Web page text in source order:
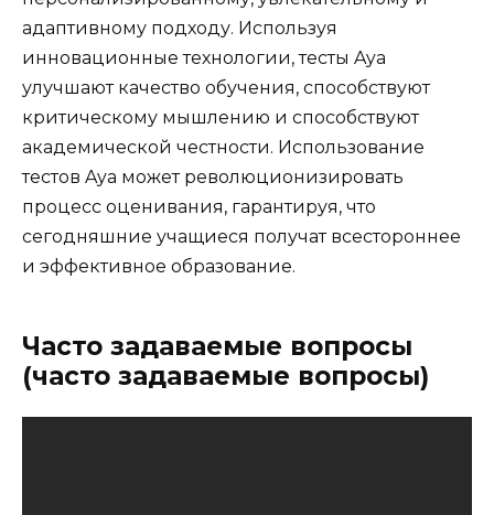
адаптивному подходу. Используя
инновационные технологии, тесты Aya
улучшают качество обучения, способствуют
критическому мышлению и способствуют
академической честности. Использование
тестов Aya может революционизировать
процесс оценивания, гарантируя, что
сегодняшние учащиеся получат всестороннее
и эффективное образование.
Часто задаваемые вопросы
(часто задаваемые вопросы)